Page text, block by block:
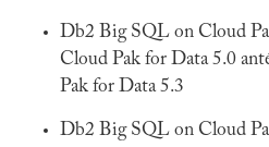
Db2 Big SQL on Cloud
Cloud Pak for Data 5.0
Pak for Data 5.3
Db2 Big SQL on Cloud